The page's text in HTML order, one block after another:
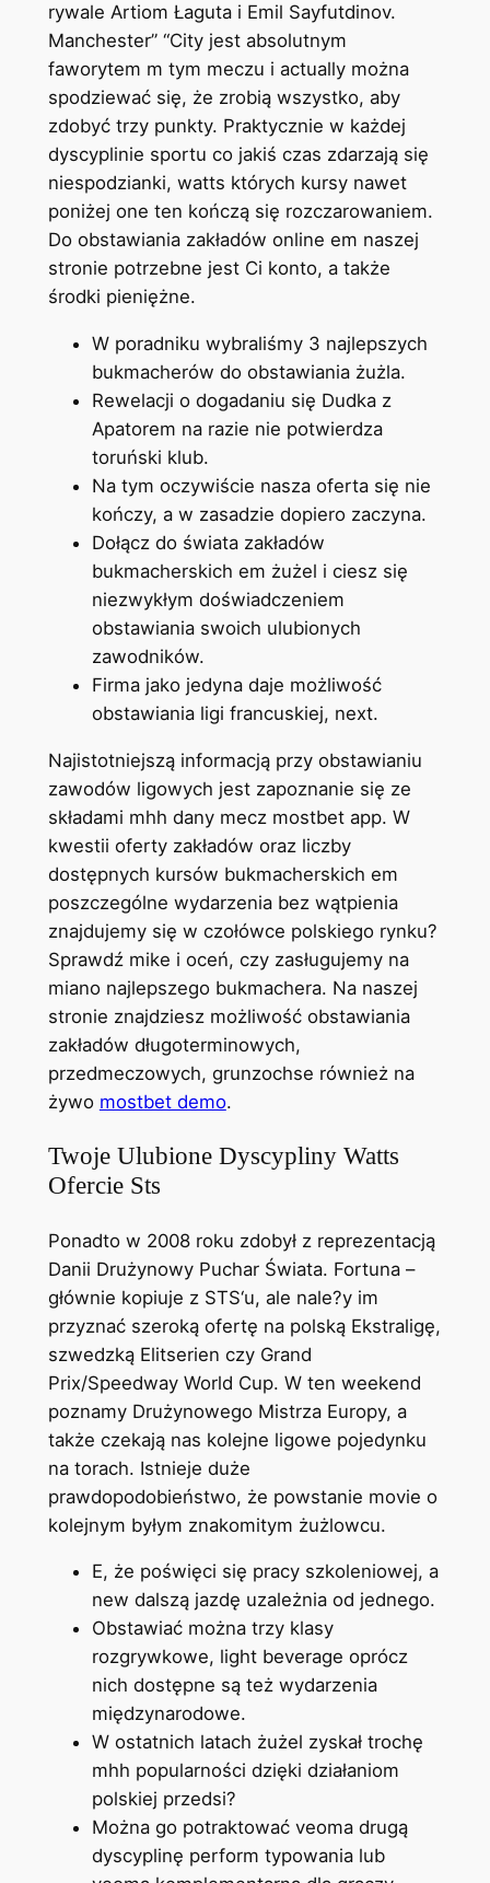
rywale Artiom Łaguta i Emil Sayfutdinov.
Manchester” “City jest absolutnym
faworytem m tym meczu i actually można
spodziewać się, że zrobią wszystko, aby
zdobyć trzy punkty. Praktycznie w każdej
dyscyplinie sportu co jakiś czas zdarzają się
niespodzianki, watts których kursy nawet
poniżej one ten kończą się rozczarowaniem.
Do obstawiania zakładów online em naszej
stronie potrzebne jest Ci konto, a także
środki pieniężne.
W poradniku wybraliśmy 3 najlepszych
bukmacherów do obstawiania żużla.
Rewelacji o dogadaniu się Dudka z
Apatorem na razie nie potwierdza
toruński klub.
Na tym oczywiście nasza oferta się nie
kończy, a w zasadzie dopiero zaczyna.
Dołącz do świata zakładów
bukmacherskich em żużel i ciesz się
niezwykłym doświadczeniem
obstawiania swoich ulubionych
zawodników.
Firma jako jedyna daje możliwość
obstawiania ligi francuskiej, next.
Najistotniejszą informacją przy obstawianiu
zawodów ligowych jest zapoznanie się ze
składami mhh dany mecz mostbet app. W
kwestii oferty zakładów oraz liczby
dostępnych kursów bukmacherskich em
poszczególne wydarzenia bez wątpienia
znajdujemy się w czołówce polskiego rynku?
Sprawdź mike i oceń, czy zasługujemy na
miano najlepszego bukmachera. Na naszej
stronie znajdziesz możliwość obstawiania
zakładów długoterminowych,
przedmeczowych, grunzochse również na
żywo mostbet demo.
Twoje Ulubione Dyscypliny Watts
Ofercie Sts
Ponadto w 2008 roku zdobył z reprezentacją
Danii Drużynowy Puchar Świata. Fortuna –
głównie kopiuje z STS‘u, ale nale?y im
przyznać szeroką ofertę na polską Ekstraligę,
szwedzką Elitserien czy Grand
Prix/Speedway World Cup. W ten weekend
poznamy Drużynowego Mistrza Europy, a
także czekają nas kolejne ligowe pojedynku
na torach. Istnieje duże
prawdopodobieństwo, że powstanie movie o
kolejnym byłym znakomitym żużlowcu.
E, że poświęci się pracy szkoleniowej, a
new dalszą jazdę uzależnia od jednego.
Obstawiać można trzy klasy
rozgrywkowe, light beverage oprócz
nich dostępne są też wydarzenia
międzynarodowe.
W ostatnich latach żużel zyskał trochę
mhh popularności dzięki działaniom
polskiej przedsi?
Można go potraktować veoma drugą
dyscyplinę perform typowania lub